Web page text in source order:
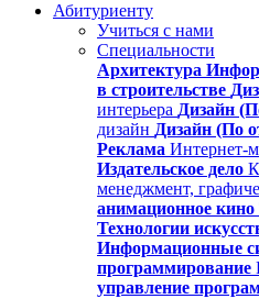
Абитуриенту
Учиться с нами
Специальности
Архитектура
в строительстве
интерьера Дизайн
дизайн Дизайн (По
Реклама Интернет-
Издательское дело
менеджмент,
анимационное кино
Технологии
Информационные
программирование
управление